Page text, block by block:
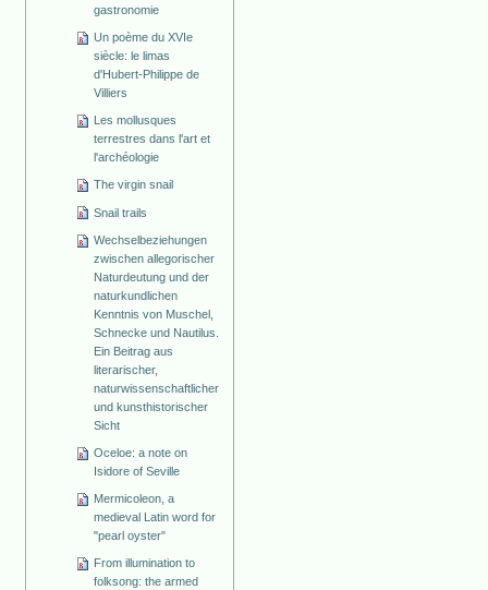
gastronomie
Un poème du XVIe
siècle: le limas
d'Hubert-Philippe de
Villiers
Les mollusques
terrestres dans l'art et
l'archéologie
The virgin snail
Snail trails
Wechselbeziehungen
zwischen allegorischer
Naturdeutung und der
naturkundlichen
Kenntnis von Muschel,
Schnecke und Nautilus.
Ein Beitrag aus
literarischer,
naturwissenschaftlicher
und kunsthistorischer
Sicht
Oceloe: a note on
Isidore of Seville
Mermicoleon, a
medieval Latin word for
"pearl oyster"
From illumination to
folksong: the armed